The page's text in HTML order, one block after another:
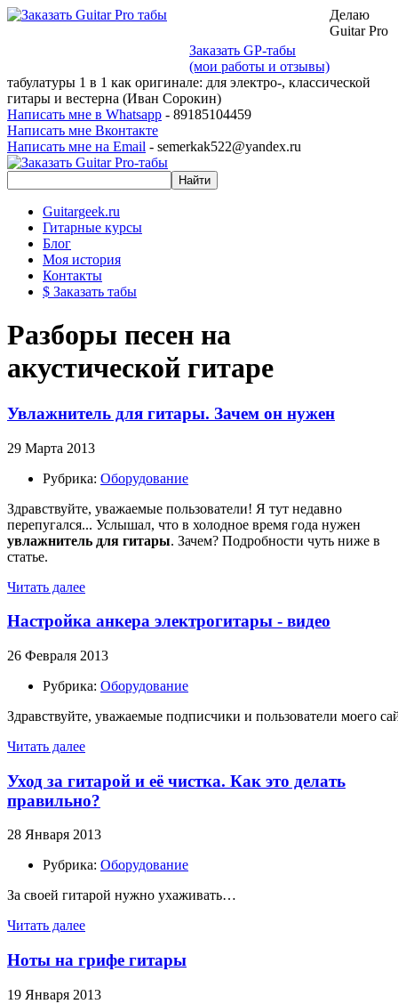
Заказать GP-табы
(мои работы и отзывы)
Делаю
Guitar Pro
табулатуры 1 в 1 как оригинале: для электро-, классической
гитары и вестерна (Иван Сорокин)
Написать мне в Whatsapp - 89185104459
Написать мне Вконтакте
Написать мне на Email - semerkak522@yandex.ru
Guitargeek.ru
Гитарные курсы
Блог
Моя история
Контакты
$ Заказать табы
Разборы песен на
акустической гитаре
Увлажнитель для гитары. Зачем он нужен
29 Марта 2013
Рубрика: Оборудование
Здравствуйте, уважаемые пользователи! Я тут недавно
перепугался... Услышал, что в холодное время года нужен
увлажнитель для гитары. Зачем? Подробности чуть ниже в
статье.
Читать далее
Настройка анкера электрогитары - видео
26 Февраля 2013
Рубрика: Оборудование
Здравствуйте, уважаемые подписчики и пользователи моего
Читать далее
Уход за гитарой и её чистка. Как это делать
правильно?
28 Января 2013
Рубрика: Оборудование
За своей гитарой нужно ухаживать…
Читать далее
Ноты на грифе гитары
19 Января 2013